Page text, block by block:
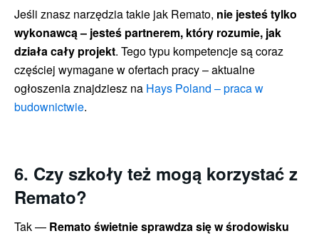
Jeśli znasz narzędzia takie jak Remato, nie jesteś tylko
wykonawcą – jesteś partnerem, który rozumie, jak
działa cały projekt. Tego typu kompetencje są coraz
częściej wymagane w ofertach pracy – aktualne
ogłoszenia znajdziesz na Hays Poland – praca w
budownictwie.
6. Czy szkoły też mogą korzystać z
Remato?
Tak — Remato świetnie sprawdza się w środowisku